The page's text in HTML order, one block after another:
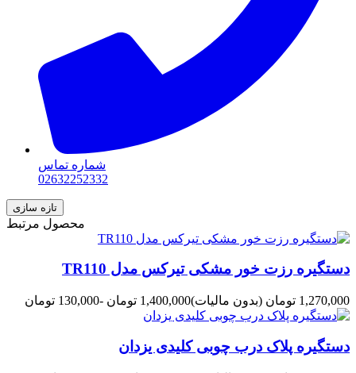
شماره تماس
02632252332
محصول مرتبط
دستگیره رزت خور مشکی تیرکس مدل TR110
1,270,000 تومان (بدون مالیات)1,400,000 تومان -130,000 تومان
دستگیره پلاک درب چوبی کلیدی یزدان